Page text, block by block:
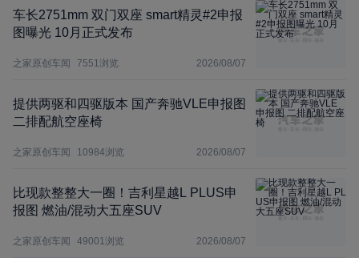
车长2751mm 双门双座 smart精灵#2申报
图曝光 10月正式发布
之家原创车闻 7551浏览 2026/08/07
提供两驱和四驱版本 国产奔驰VLE申报图
二排配航空座椅
之家原创车闻 10984浏览 2026/08/07
比现款整整大一圈！吉利星越L PLUS申
报图 燃油/混动大五座SUV
之家原创车闻 49001浏览 2026/08/07